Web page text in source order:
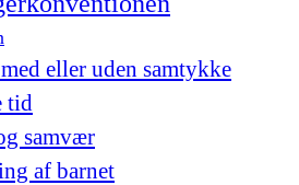
eller uden samtykke
tid
samvær
af barnet